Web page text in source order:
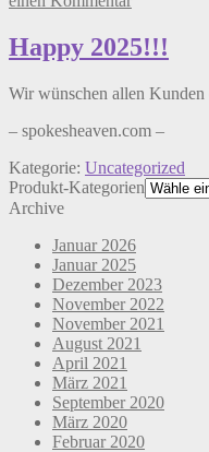
Happy 2025!!!
Wir wünschen allen
– spokesheaven.com –
Kategorie: Uncategorized
Produkt-Kategorien
Archive
Januar 2026
Januar 2025
Dezember 2023
November 2022
November 2021
August 2021
April 2021
März 2021
September 2020
März 2020
Februar 2020